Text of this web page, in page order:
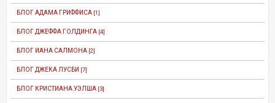
БЛОГ АДАМА ГРИФФИСА [1]
БЛОГ ДЖЕФФА ГОЛДИНГА [4]
БЛОГ ИАНА САЛМОНА [2]
БЛОГ ДЖЕКА ЛУСБИ [7]
БЛОГ КРИСТИАНА УЭЛША [3]